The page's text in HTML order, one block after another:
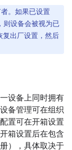
。如果已设置
，则设备会被视为已
复出厂设置，然后
设备上同时拥有
备管理可在组织
置可在开箱设置
箱设置后在包含
），具体取决于